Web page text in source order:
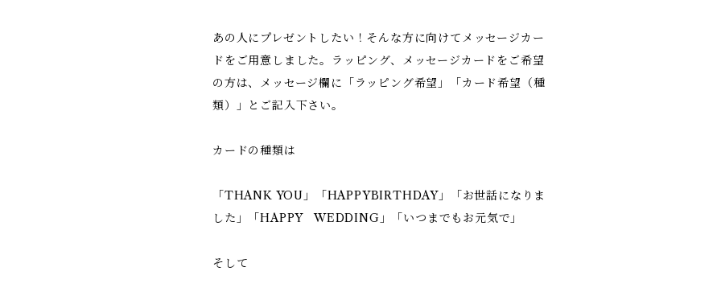
あの人にプレゼントしたい！そんな方に向けてメッセージカー
ドをご用意しました。ラッピング、メッセージカードをご希望
の方は、メッセージ欄に「ラッピング希望」「カード希望（種
類）」とご記入下さい。
カードの種類は
「THANK YOU」「HAPPYBIRTHDAY」「お世話になりま
した」「HAPPY WEDDING」「いつまでもお元気で」
そして